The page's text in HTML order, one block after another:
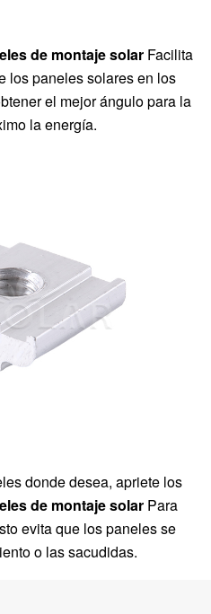
de montaje solar Facilita
los paneles solares en los
el mejor ángulo para la
la energía.
donde desea, apriete los
de montaje solar Para
evita que los paneles se
o las sacudidas.